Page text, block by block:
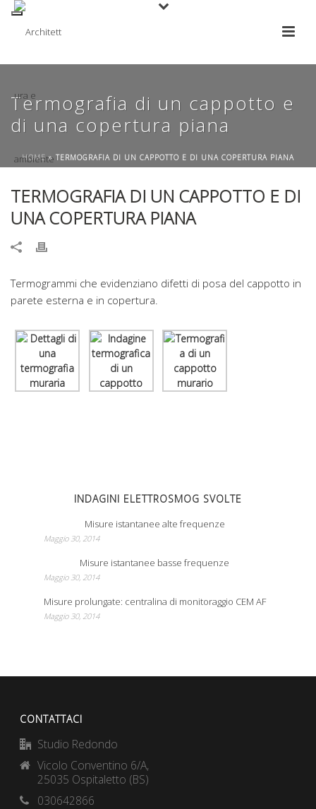
Termografia di un cappotto e
di una copertura piana
HOME» TERMOGRAFIA DI UN CAPPOTTO E DI UNA COPERTURA PIANA
TERMOGRAFIA DI UN CAPPOTTO E DI
UNA COPERTURA PIANA
Termogrammi che evidenziano difetti di posa del cappotto in
parete esterna e in copertura.
INDAGINI ELETTROSMOG SVOLTE
Misure istantanee alte frequenze
Maggio 30, 2014
Misure istantanee basse frequenze
Maggio 30, 2014
Misure prolungate: centralina di monitoraggio CEM AF
Maggio 30, 2014
CONTATTACI
Studio Redondo
Vicolo Conventino 6/A,
25035 Ospitaletto (BS)
030642866